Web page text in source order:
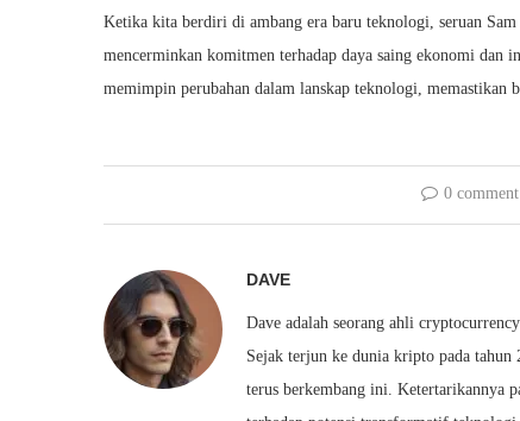
Ketika kita berdiri di ambang era baru teknologi, seruan
mencerminkan komitmen terhadap daya saing ekonomi
memimpin perubahan dalam lanskap teknologi, memastikan
0 comment
DAVE
Dave adalah seorang ahli
Sejak terjun ke dunia kripto pada tahun
terus berkembang ini. Ketertarikannya